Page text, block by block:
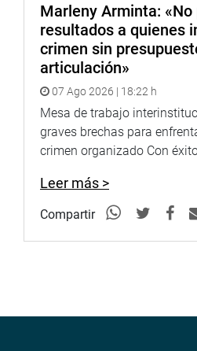
Marleny Arminta:
resultados a quienes
crimen sin
articulación»
07 Ago 2026 | 18:22 h
Mesa de trabajo
graves brechas para
crimen organizado Con
Leer más >
Compartir